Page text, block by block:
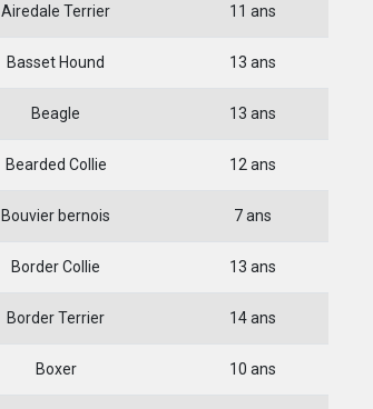
Airedale Terrier 11 ans
Basset Hound 13 ans
Beagle 13 ans
Bearded Collie 12 ans
Bouvier bernois 7 ans
Border Collie 13 ans
Border Terrier 14 ans
Boxer 10 ans